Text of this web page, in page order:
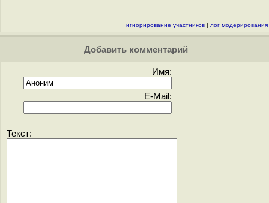
игнорирование участников | лог модерирования
Добавить комментарий
Имя:
E-Mail:
Текст: